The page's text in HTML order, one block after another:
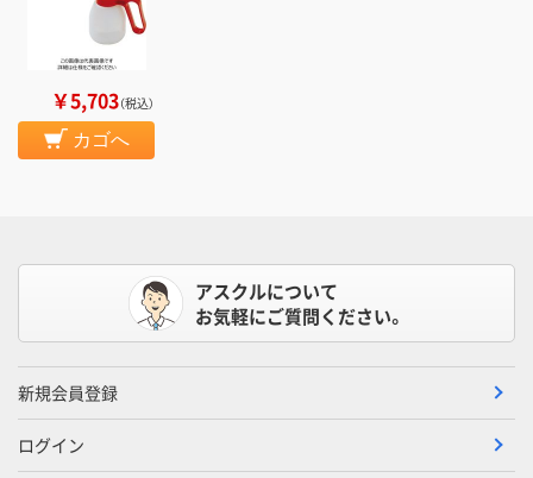
￥5,703（税込）
カゴへ
アスクルについて
お気軽にご質問ください。
新規会員登録
ログイン